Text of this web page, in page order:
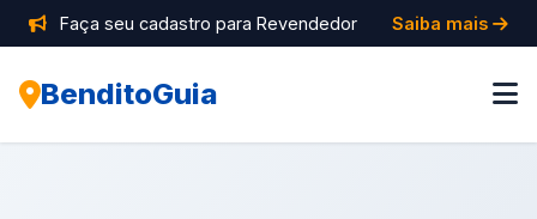
Faça seu cadastro para Revendedor Saiba mais
BenditoGuia